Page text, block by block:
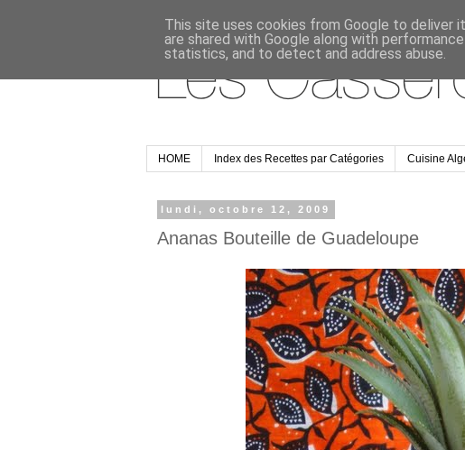
HOME Index des Recettes par Catégories Cuisine
lundi, octobre 12, 2009
Ananas Bouteille de Guadeloupe
This site uses cookies from Google to deliver
are shared with Google along with
statistics, and to detect and address abuse.